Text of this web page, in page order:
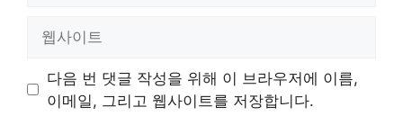
트
다음 번 댓글 작성을 위해 이 브라우저에 이름,
이메일, 그리고 웹사이트를 저장합니다.